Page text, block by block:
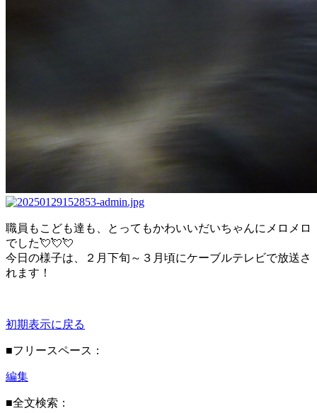
職員もこども達も、とってもかわいいだいちゃんにメロメロ
でした💘💘💘
今日の様子は、２月下旬～３月頃にケーブルテレビで放送さ
れます！
初期表示に戻る
■フリースペース：
編集
■全文検索：